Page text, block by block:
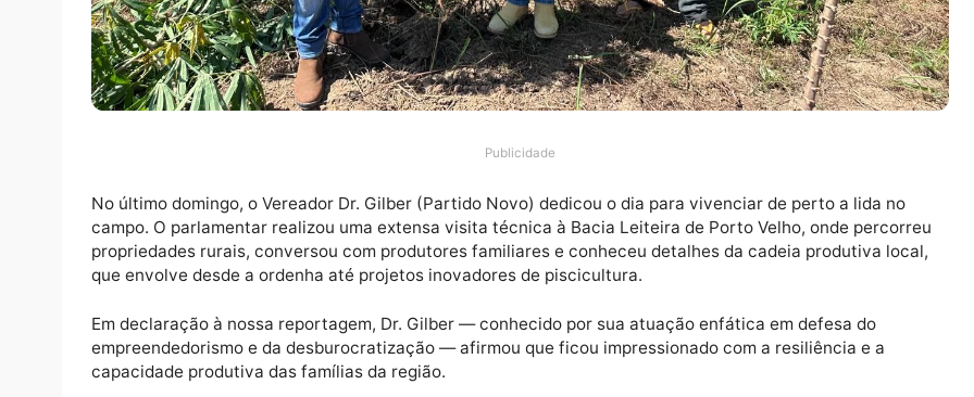
Publicidade
No último domingo, o Vereador Dr. Gilber (Partido Novo) dedicou o dia para vivenciar de perto a lida
campo. O parlamentar realizou uma extensa visita técnica à Bacia Leiteira de Porto Velho, onde
propriedades rurais, conversou com produtores familiares e conheceu detalhes da cadeia produtiva